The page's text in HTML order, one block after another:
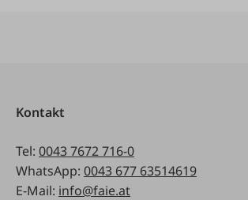
Kontakt
Tel: 0043 7672 716-0
WhatsApp: 0043 677 63514619
E-Mail: info@faie.at